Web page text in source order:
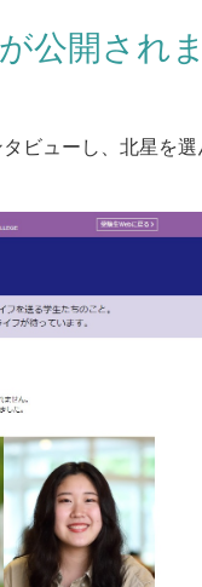
変更点
]
過去の入試問題
ミッション・ポ
公開され
ビューし、北星を